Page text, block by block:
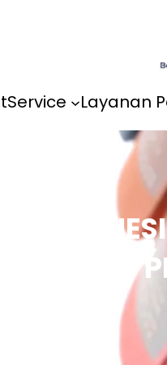
Service Layanan
DI